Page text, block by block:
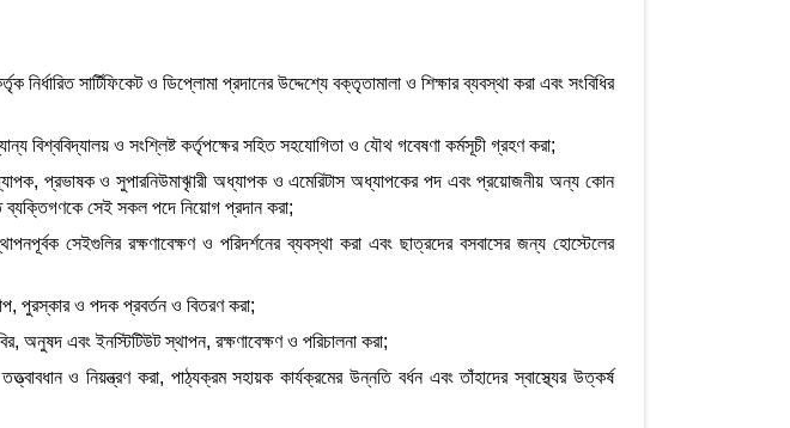
সার্টিফিকেট ও ডিপ্লোমা প্রদানের উদ্দেশ্যে বক্তৃতামালা ও শিক্ষার ব্যবস্থা করা এবং সংবিধির
বিশ্ববিদ্যালয় ও সংশ্লিষ্ট কর্তৃপক্ষের সহিত সহযোগিতা ও যৌথ গবেষণা কর্মসূচী গ্রহণ করা;
প্রভাষক ও সুপারনিউমাৠারী অধ্যাপক ও এমেরিটাস অধ্যাপকের পদ এবং প্রয়োজনীয় অন্য কোন
ব্যক্তিগণকে সেই সকল পদে নিয়োগ প্রদান করা;
সেইগুলির রক্ষণাবেক্ষণ ও পরিদর্শনের ব্যবস্থা করা এবং ছাত্রদের বসবাসের জন্য হোস্টেলের
পুরস্কার ও পদক প্রবর্তন ও বিতরণ করা;
অনুষদ এবং ইনস্টিটিউট স্থাপন, রক্ষণাবেক্ষণ ও পরিচালনা করা;
ও নিয়ন্ত্রণ করা, পাঠ্যক্রম সহায়ক কার্যক্রমের উন্নতি বর্ধন এবং তাঁহাদের স্বাস্থ্যের উত্কর্ষ